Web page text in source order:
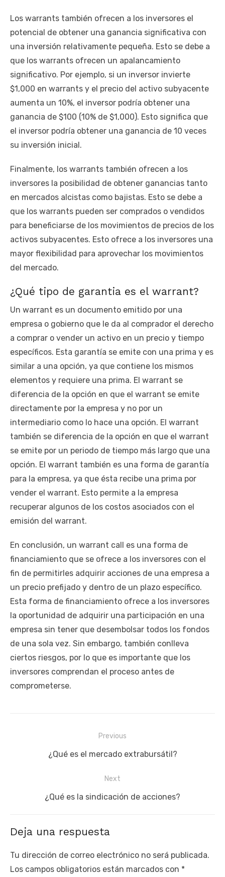
Los warrants también ofrecen a los inversores el
potencial de obtener una ganancia significativa con
una inversión relativamente pequeña. Esto se debe a
que los warrants ofrecen un apalancamiento
significativo. Por ejemplo, si un inversor invierte
$1,000 en warrants y el precio del activo subyacente
aumenta un 10%, el inversor podría obtener una
ganancia de $100 (10% de $1,000). Esto significa que
el inversor podría obtener una ganancia de 10 veces
su inversión inicial.
Finalmente, los warrants también ofrecen a los
inversores la posibilidad de obtener ganancias tanto
en mercados alcistas como bajistas. Esto se debe a
que los warrants pueden ser comprados o vendidos
para beneficiarse de los movimientos de precios de los
activos subyacentes. Esto ofrece a los inversores una
mayor flexibilidad para aprovechar los movimientos
del mercado.
¿Qué tipo de garantia es el warrant?
Un warrant es un documento emitido por una
empresa o gobierno que le da al comprador el derecho
a comprar o vender un activo en un precio y tiempo
específicos. Esta garantía se emite con una prima y es
similar a una opción, ya que contiene los mismos
elementos y requiere una prima. El warrant se
diferencia de la opción en que el warrant se emite
directamente por la empresa y no por un
intermediario como lo hace una opción. El warrant
también se diferencia de la opción en que el warrant
se emite por un periodo de tiempo más largo que una
opción. El warrant también es una forma de garantía
para la empresa, ya que ésta recibe una prima por
vender el warrant. Esto permite a la empresa
recuperar algunos de los costos asociados con el
emisión del warrant.
En conclusión, un warrant call es una forma de
financiamiento que se ofrece a los inversores con el
fin de permitirles adquirir acciones de una empresa a
un precio prefijado y dentro de un plazo específico.
Esta forma de financiamiento ofrece a los inversores
la oportunidad de adquirir una participación en una
empresa sin tener que desembolsar todos los fondos
de una sola vez. Sin embargo, también conlleva
ciertos riesgos, por lo que es importante que los
inversores comprendan el proceso antes de
comprometerse.
Previous
Previous
¿Qué es el mercado extrabursátil?
Next
Next
¿Qué es la sindicación de acciones?
Deja una respuesta
Tu dirección de correo electrónico no será publicada.
Los campos obligatorios están marcados con *